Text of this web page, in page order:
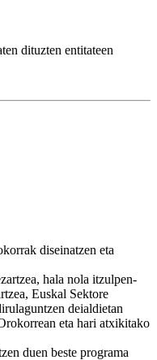
dituzten entitateen
diseinatzen eta
hala nola itzulpen-
Euskal Sektore
deialdietan
eta hari atxikitako
duen beste programa